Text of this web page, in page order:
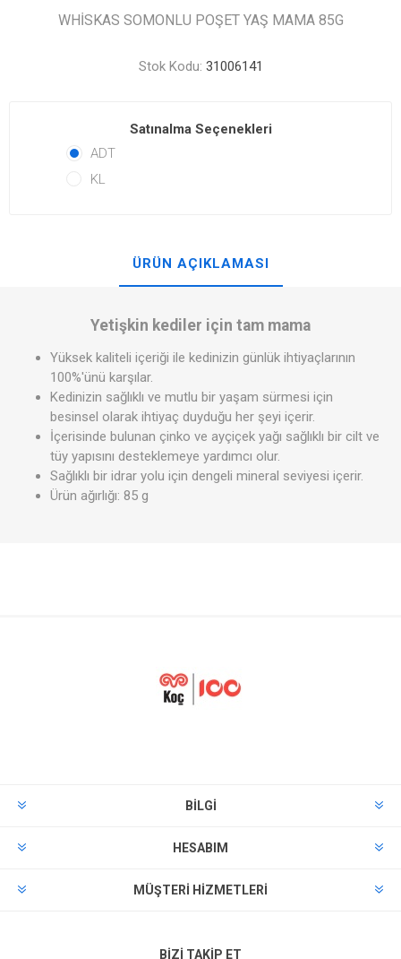
WHİSKAS SOMONLU POŞET YAŞ MAMA 85G
Stok Kodu: 31006141
Satınalma Seçenekleri
ADT
KL
ÜRÜN AÇIKLAMASI
Yetişkin kediler için tam mama
Yüksek kaliteli içeriği ile kedinizin günlük ihtiyaçlarının
100%'ünü karşılar.
Kedinizin sağlıklı ve mutlu bir yaşam sürmesi için
besinsel olarak ihtiyaç duyduğu her şeyi içerir.
İçerisinde bulunan çinko ve ayçiçek yağı sağlıklı bir cilt ve
tüy yapısını desteklemeye yardımcı olur.
Sağlıklı bir idrar yolu için dengeli mineral seviyesi içerir.
Ürün ağırlığı: 85 g
BILGI
HESABIM
MÜŞTERI HIZMETLERI
BIZI TAKIP ET